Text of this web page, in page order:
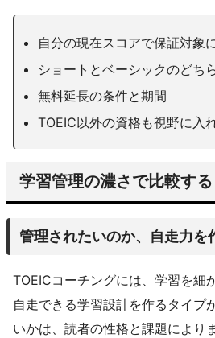
自分の現在スコアで保証対象
ショートとベーシックのどち
無料延長の条件と期間
TOEIC以外の資格も視野に入
学習管理の濃さで比較する
管理されたいのか、自走力を
TOEICコーチングには、学習を細
自走できる学習設計を作るタイプ
いかは、読者の性格と課題により